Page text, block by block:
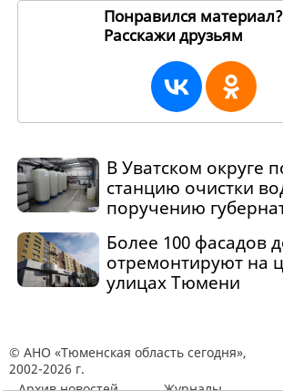
Понравился материал?
Расскажи друзьям
В Уватском округе
станцию очистки
поручению
Более 100 фасадов
отремонтируют на
улицах Тюмени
© АНО «Тюменская область сегодня»,
2002-2026 г.